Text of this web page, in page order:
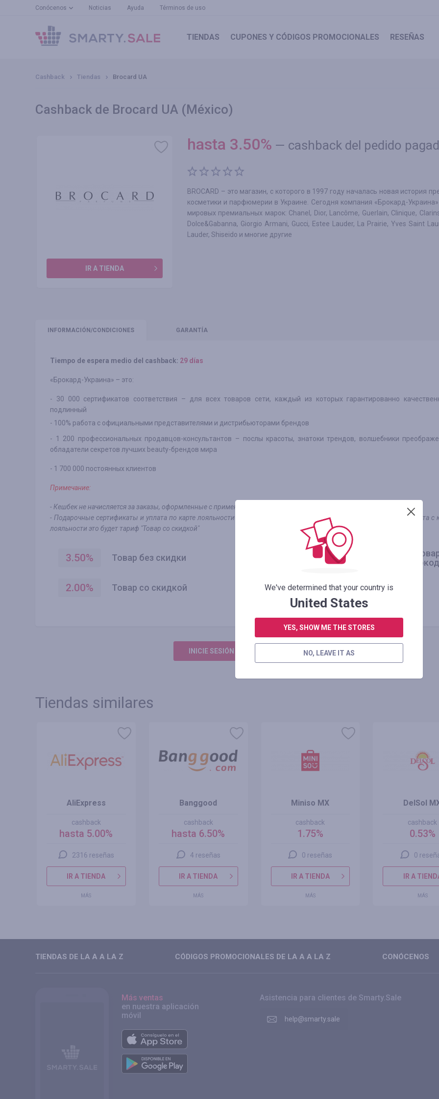
Conócenos Noticias Ayuda Términos de uso
TIENDAS CUPONES Y CÓDIGOS PROMOCIONALES RESEÑAS
Cashback Tiendas Brocard UA
Cashback de Brocard UA (México)
IR A TIENDA
hasta 3.50% — cashback del pedido
BROCARD – это магазин, с которого в 1997 году началась новая история
косметики и парфюмерии в Украине. Сегодня компания «Брокард-Украина»
мировых премиальных марок: Chanel, Dior, Lancôme, Guerlain, Clinique,
Dolce&Gabanna, Giorgio Armani, Gucci, Estee Lauder, La Prairie, Yves Saint
Lauder, Shiseido и многие другие
INFORMACIÓN /CONDICIONES GARANTÍA
Tiempo de espera medio del cashback: 29 días
«Брокард-Украина» – это:
- 30 000 сертификатов соответствия – для всех товаров сети, каждый из которых гарантированно
подлинный
- 100% работа с официальными представителями и дистрибьюторами брендов
- 1 200 профессиональных продавцов-консультантов – послы красоты, знатоки трендов, волшебники
обладатели секретов лучших beauty-брендов мира
- 1 700 000 постоянных клиентов
Примечание:
- Кешбек не начисляется за заказы, оформленные с применением промокода
- Подарочные сертификаты и уплата по карте лояльности оплачивается по стандартным условиям. Если будет оплата с
лояльности это будет тариф "Товар со скидкой"
3.50% Товар без скидки
2.00% Товар со скидкой
Оплаченный заказ за
использованием
INICIE SESIÓN PARA DEJAR UNA RESEÑA
Tiendas similares
AliExpress
cashback
hasta 5.00%
2316 reseñas
IR A TIENDA
MÁS
Banggood
cashback
hasta 6.50%
4 reseñas
IR A TIENDA
MÁS
Miniso MX
cashback
1.75%
0 reseñas
IR A TIENDA
MÁS
DelSol
cashback
0.53%
0
IR A
MÁS
TIENDAS DE LA A A LA Z CÓDIGOS PROMOCIONALES DE LA A A LA Z CONÓCENOS
Más ventas
en nuestra aplicación
móvil
Asistencia para clientes de Smarty.Sale
help@smarty.sale
We've determined that your country is
United States
YES, SHOW ME THE STORES
NO, LEAVE IT AS